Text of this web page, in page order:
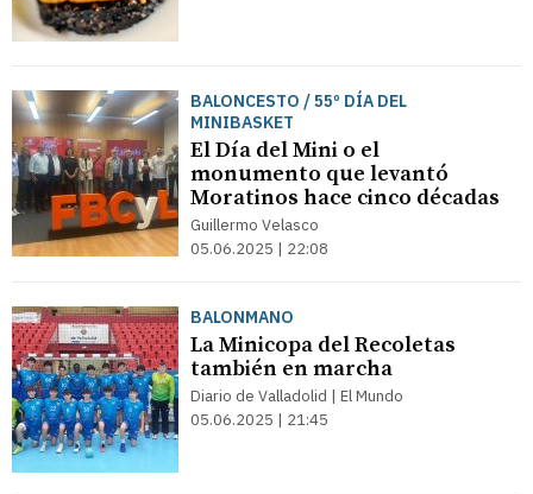
BALONCESTO / 55º DÍA DEL
MINIBASKET
El Día del Mini o el
monumento que levantó
Moratinos hace cinco décadas
Guillermo Velasco
05.06.2025 | 22:08
BALONMANO
La Minicopa del Recoletas
también en marcha
Diario de Valladolid | El Mundo
05.06.2025 | 21:45